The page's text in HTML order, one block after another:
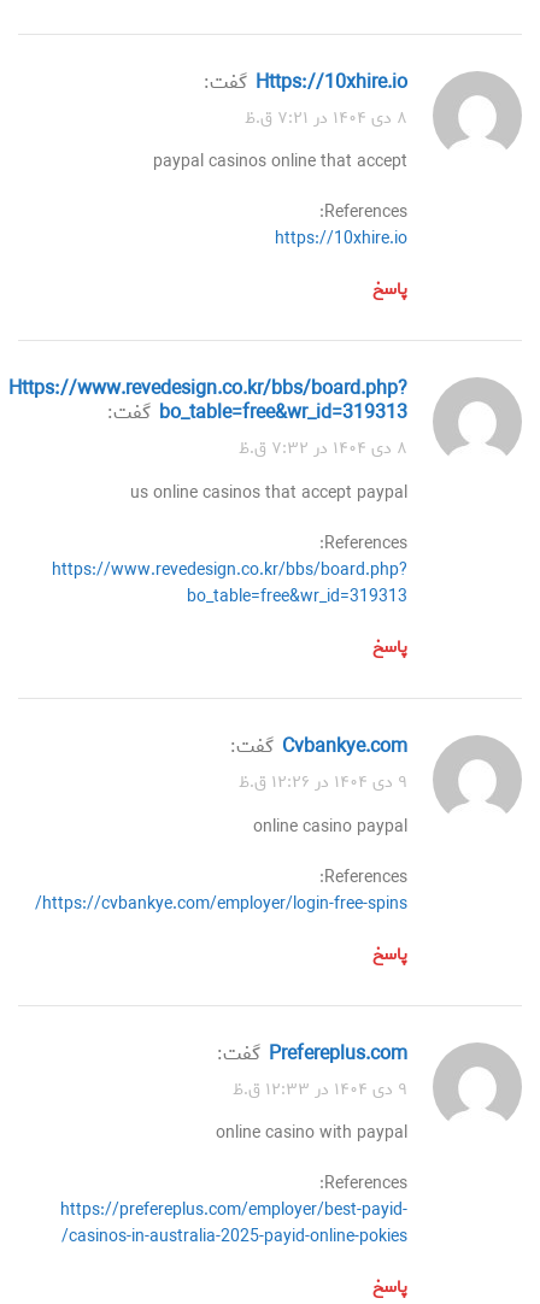
https://10xhire.io گفت:
۸ دی ۱۴۰۴ در ۷:۲۱ ق.ظ
paypal casinos online that accept
References:
https://10xhire.io
پاسخ
https://www.revedesign.co.kr/bbs/board.php?
bo_table=free&wr_id=319313 گفت:
۸ دی ۱۴۰۴ در ۷:۳۲ ق.ظ
us online casinos that accept paypal
References:
https://www.revedesign.co.kr/bbs/board.php?
bo_table=free&wr_id=319313
پاسخ
cvbankye.com گفت:
۹ دی ۱۴۰۴ در ۱۲:۲۶ ق.ظ
online casino paypal
References:
https://cvbankye.com/employer/login-free-spins/
پاسخ
prefereplus.com گفت:
۹ دی ۱۴۰۴ در ۱۲:۳۳ ق.ظ
online casino with paypal
References:
https://prefereplus.com/employer/best-payid-
casinos-in-australia-2025-payid-online-pokies/
پاسخ